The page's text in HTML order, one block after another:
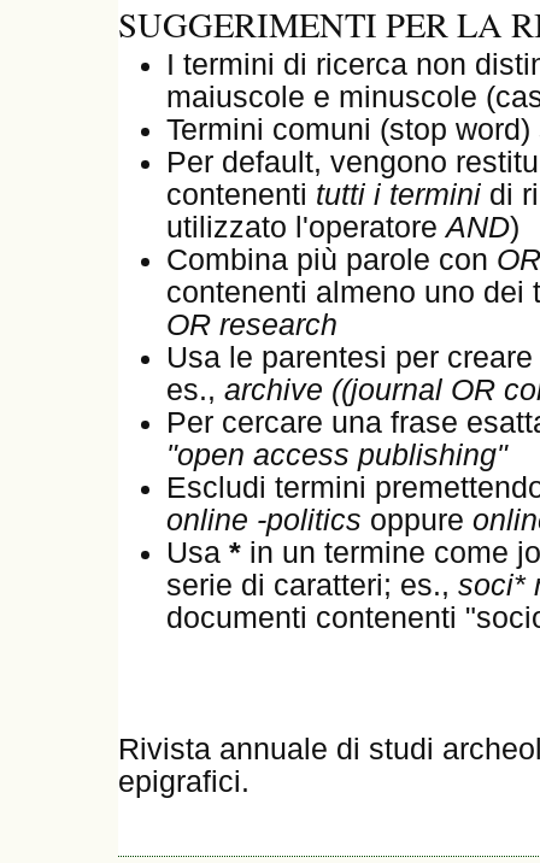
SUGGERIMENTI PER LA
I termini di ricerca non
maiuscole e minuscole
Termini comuni (stop
Per default, vengono
contenenti tutti i termini di
utilizzato l'operatoreAND)
Combina più parole con OR
contenenti almeno uno
OR research
Usa le parentesi per
es., archive ((journal OR
Per cercare una frase
"open access publishing"
Escludi termini
online -politics oppure
Usa * in un termine come
serie di caratteri; es., soci*
documenti contenenti
Rivista annuale di studi
epigrafici.